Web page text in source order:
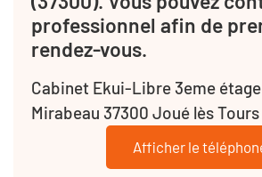
professionnel afin de
rendez-vous.
Cabinet Ekui-Libre 3eme
Mirabeau 37300 Joué lès Tours
Afficher le